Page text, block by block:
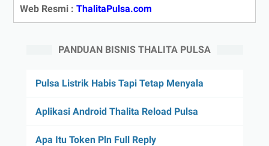
Web Resmi : ThalitaPulsa.com
PANDUAN BISNIS THALITA PULSA
Pulsa Listrik Habis Tapi Tetap Menyala
Aplikasi Android Thalita Reload Pulsa
Apa Itu Token Pln Full Reply